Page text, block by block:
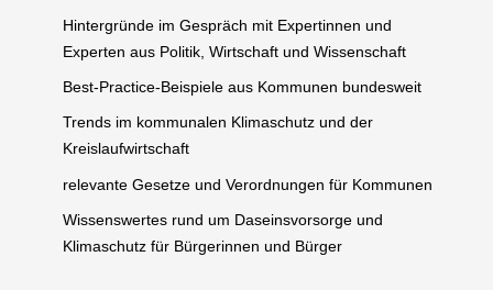
Hintergründe im Gespräch mit Expertinnen und
Experten aus Politik, Wirtschaft und Wissenschaft
Best-Practice-Beispiele aus Kommunen bundesweit
Trends im kommunalen Klimaschutz und der
Kreislaufwirtschaft
relevante Gesetze und Verordnungen für Kommunen
Wissenswertes rund um Daseinsvorsorge und
Klimaschutz für Bürgerinnen und Bürger